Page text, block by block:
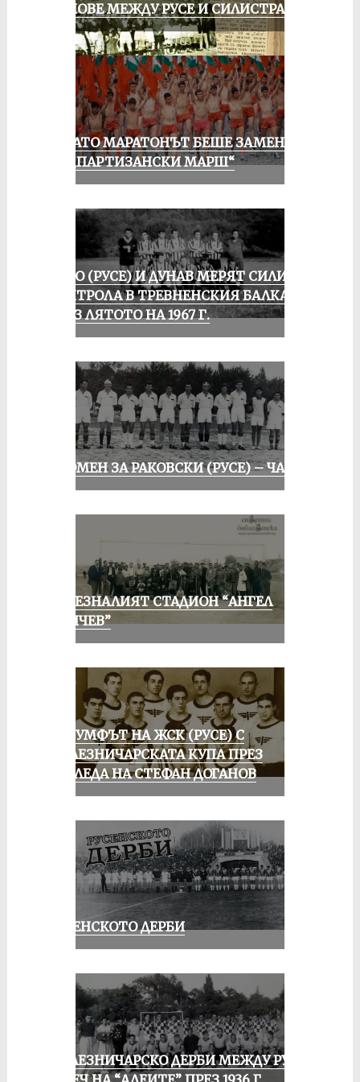
МАЧОВЕ МЕЖДУ РУСЕ И СИЛИСТРА
КОГАТО МАРАТОНЪТ БЕШЕ ЗАМЕНЕН
ОТ „ПАРТИЗАНСКИ МАРШ“
ЛОКО (РУСЕ) И ДУНАВ МЕРЯТ СИЛИ В
КОНТРОЛА В ТРЕВНЕНСКИЯ БАЛКАН
ПРЕЗ ЛЯТОТО НА 1967 Г.
СПОМЕН ЗА РАКОВСКИ (РУСЕ) – ЧАСТ I
ИЗЧЕЗНАЛИЯТ СТАДИОН “АНГЕЛ
КЪНЧЕВ”
ТРИУМФЪТ НА ЖСК (РУСЕ) С
ЖЕЛЕЗНИЧАРСКАТА КУПА ПРЕЗ
ПОГЛЕДА НА СТЕФАН ДОГАНОВ
РУСЕНСКОТО ДЕРБИ
ЖЕЛЕЗНИЧАРСКО ДЕРБИ МЕЖДУ РУСЕ